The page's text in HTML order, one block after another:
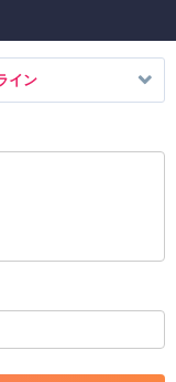
イン
ント削除や書き込み制
投稿